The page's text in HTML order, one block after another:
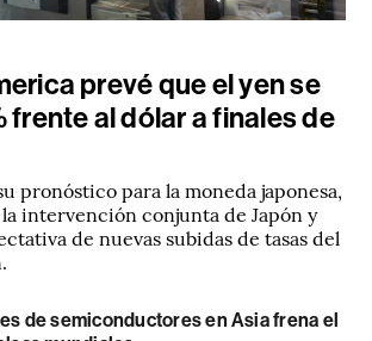
prevé que el yen se
frente al dólar a finales de
pronóstico para la moneda japonesa,
intervención conjunta de Japón y
de nuevas subidas de tasas del
de semiconductores en Asia frena el